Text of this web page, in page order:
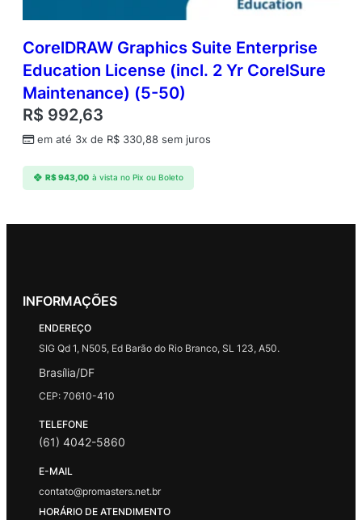
CorelDRAW Graphics Suite Enterprise
Education License (incl. 2 Yr CorelSure
Maintenance) (5-50)
R$ 992,63
em até 3x de R$ 330,88 sem juros
R$943,00 à vista no Pix ou Boleto
INFORMAÇÕES
ENDEREÇO
SIG Qd 1, N505, Ed Barão do Rio Branco, SL 123, A50.
Brasília/DF
CEP: 70610-410
TELEFONE
(61) 4042-5860
E-MAIL
contato@promasters.net.br
HORÁRIO DE ATENDIMENTO